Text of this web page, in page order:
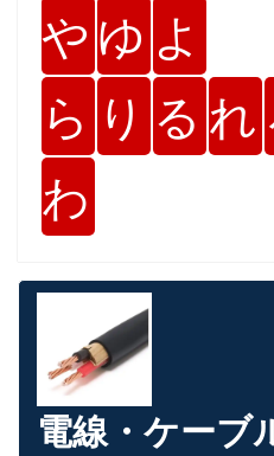
や ゆ よ
ら り る れ
わ
電線・ケーブ